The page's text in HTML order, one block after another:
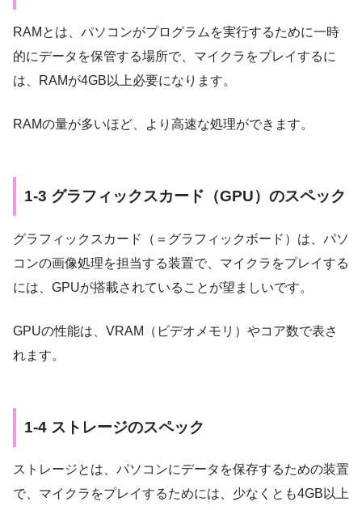
RAMとは、パソコンがプログラムを実行するために一時
的にデータを保管する場所で、マイクラをプレイするに
は、RAMが4GB以上必要になります。
RAMの量が多いほど、より高速な処理ができます。
1-3 グラフィックスカード（GPU）のスペック
グラフィックスカード（＝グラフィックボード）は、パソ
コンの画像処理を担当する装置で、マイクラをプレイする
には、GPUが搭載されていることが望ましいです。
GPUの性能は、VRAM（ビデオメモリ）やコア数で表さ
れます。
1-4 ストレージのスペック
ストレージとは、パソコンにデータを保存するための装置
で、マイクラをプレイするためには、少なくとも4GB以上